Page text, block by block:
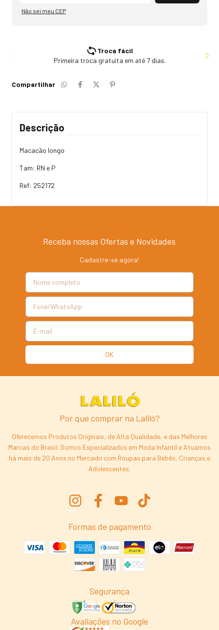
Não sei meu CEP
Troca fácil
Primeira troca gratuita em até 7 dias.
Compartilhar
Descrição
Macacão longo
Tam: RN e P
Ref: 252172
Receba nossas Ofertas e Novidades
Cadastre-se agora!
Por que comprar na Laliló?
Oferecemos Produtos Originais, de Alta Qualidade, e das Melhores
Marcas do Brasil. Somos Especializados em Moda Infantil e Atuamos
há mais de 20 Anos no Mercado com Roupas para Bebês, Crianças e
Adolescentes.
Formas de pagamento
Segurança
Avaliações no Google